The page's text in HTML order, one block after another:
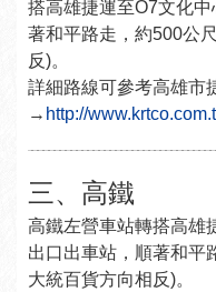
搭高雄捷運至O7文化
著和平路走，約500公
反)。
詳細路線可參考高雄市
→ http://
三、高鐵
高鐵左營車站轉搭高雄
出口出車站，順著和平
大統百貨方向相反)。